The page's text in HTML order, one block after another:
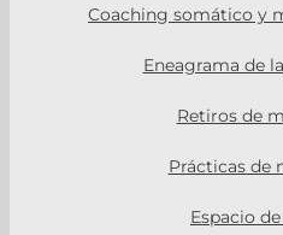
Coaching somático y
Eneagrama de
Retiros de
Prácticas de
Espacio